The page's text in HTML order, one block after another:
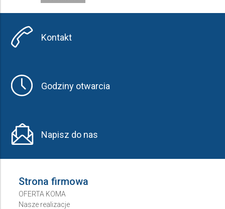
Kontakt
Godziny otwarcia
Napisz do nas
Strona firmowa
OFERTA KOMA
Nasze realizacje